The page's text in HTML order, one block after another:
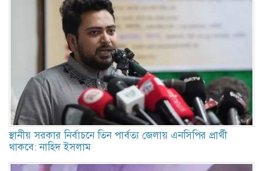
স্থানীয় সরকার নির্বাচনে তিন পার্বত্য জেলায় এনসিপির প্রার্থী
থাকবে: নাহিদ ইসলাম